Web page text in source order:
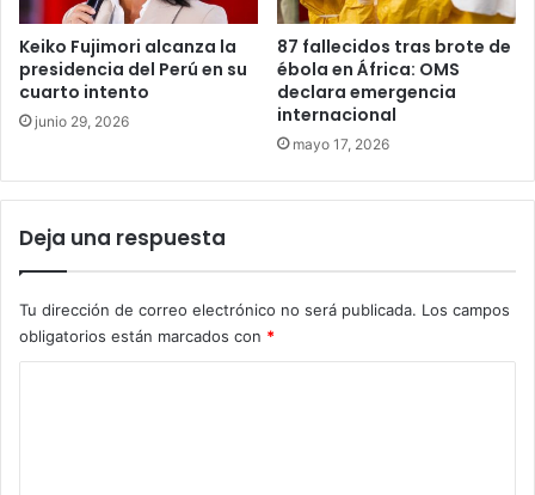
Keiko Fujimori alcanza la
presidencia del Perú en su
cuarto intento
junio 29, 2026
87 fallecidos tras brote de
ébola en África: OMS
declara emergencia
internacional
mayo 17, 2026
Deja una respuesta
Tu dirección de correo electrónico no será publicada. Los campos
obligatorios están marcados con *